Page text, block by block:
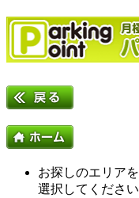
お探しのエリアを
選択してください